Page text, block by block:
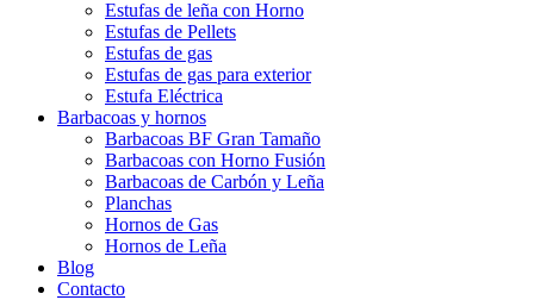
Estufas de leña con Horno
Estufas de Pellets
Estufas de gas
Estufas de gas para exterior
Estufa Eléctrica
Barbacoas y hornos
Barbacoas BF Gran Tamaño
Barbacoas con Horno Fusión
Barbacoas de Carbón y Leña
Planchas
Hornos de Gas
Hornos de Leña
Blog
Contacto